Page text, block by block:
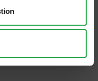
in una parola